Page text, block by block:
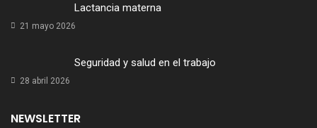
Lactancia materna
21 mayo 2026
Seguridad y salud en el trabajo
28 abril 2026
NEWSLETTER